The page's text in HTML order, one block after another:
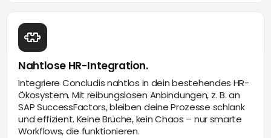
Nahtlose HR-Integration.
Integriere Concludis nahtlos in dein bestehendes HR-
Ökosystem. Mit reibungslosen Anbindungen, z. B. an
SAP SuccessFactors, bleiben deine Prozesse schlank
und effizient. Keine Brüche, kein Chaos – nur smarte
Workflows, die funktionieren.